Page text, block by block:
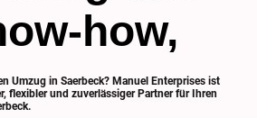
how,
Umzug in Saerbeck? Manuel Enterprises ist
flexibler und zuverlässiger Partner für Ihren